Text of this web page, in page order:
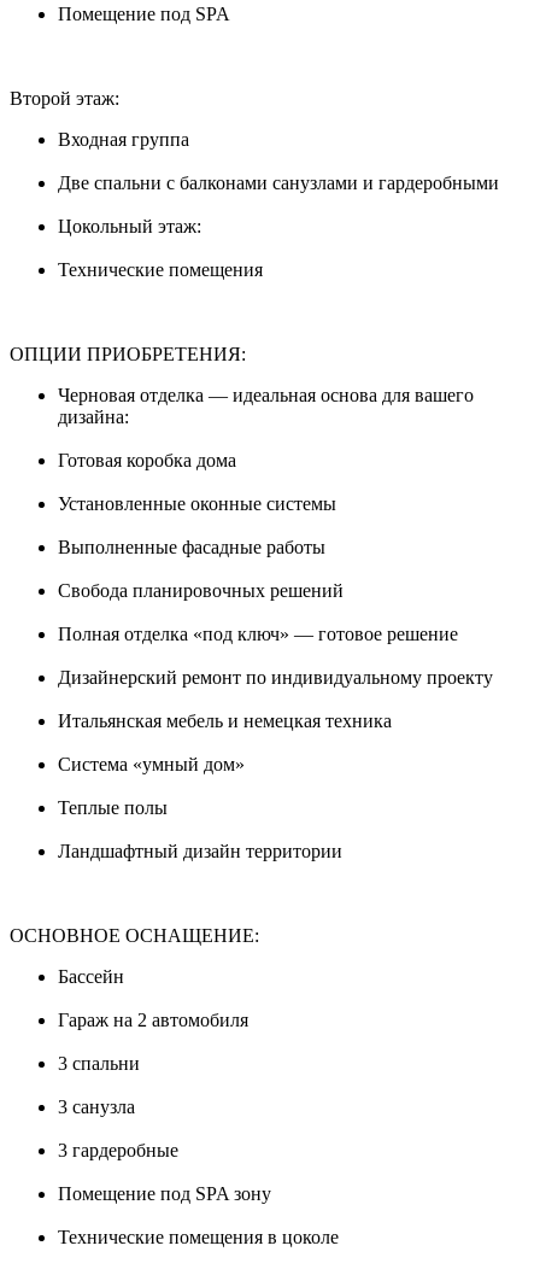
Помещение под SPA
Второй этаж:
Входная группа
Две спальни с балконами санузлами и гардеробными
Цокольный этаж:
Технические помещения
ОПЦИИ ПРИОБРЕТЕНИЯ:
Черновая отделка — идеальная основа для вашего
дизайна:
Готовая коробка дома
Установленные оконные системы
Выполненные фасадные работы
Свобода планировочных решений
Полная отделка «под ключ» — готовое решение
Дизайнерский ремонт по индивидуальному проекту
Итальянская мебель и немецкая техника
Система «умный дом»
Теплые полы
Ландшафтный дизайн территории
ОСНОВНОЕ ОСНАЩЕНИЕ:
Бассейн
Гараж на 2 автомобиля
3 спальни
3 санузла
3 гардеробные
Помещение под SPA зону
Технические помещения в цоколе